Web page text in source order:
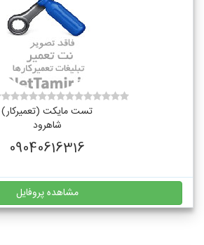
تست مایکت (تعمیرکار)
شاهرود
09040616316
مشاهده پروفایل